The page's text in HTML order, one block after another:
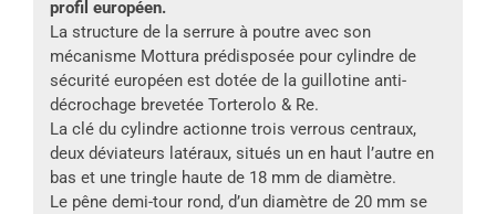
profil européen.
La structure de la serrure à poutre avec son
mécanisme Mottura prédisposée pour cylindre de
sécurité européen est dotée de la guillotine anti-
décrochage brevetée Torterolo & Re.
La clé du cylindre actionne trois verrous centraux,
deux déviateurs latéraux, situés un en haut l’autre en
bas et une tringle haute de 18 mm de diamètre.
Le pêne demi-tour rond, d’un diamètre de 20 mm se